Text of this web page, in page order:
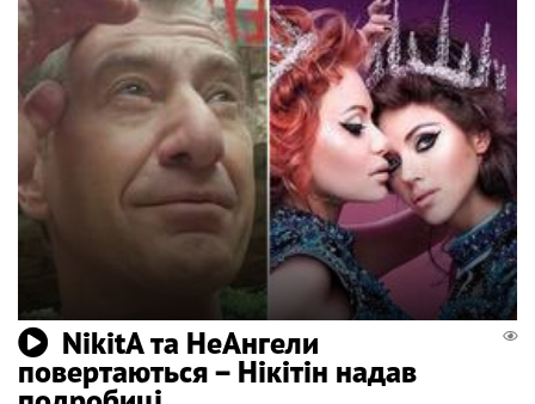
NikitA та НеАнгели
повертаються – Нікітін надав